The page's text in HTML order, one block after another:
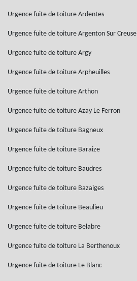
Urgence fuite de toiture Ardentes
Urgence fuite de toiture Argenton Sur Creuse
Urgence fuite de toiture Argy
Urgence fuite de toiture Arpheuilles
Urgence fuite de toiture Arthon
Urgence fuite de toiture Azay Le Ferron
Urgence fuite de toiture Bagneux
Urgence fuite de toiture Baraize
Urgence fuite de toiture Baudres
Urgence fuite de toiture Bazaiges
Urgence fuite de toiture Beaulieu
Urgence fuite de toiture Belabre
Urgence fuite de toiture La Berthenoux
Urgence fuite de toiture Le Blanc